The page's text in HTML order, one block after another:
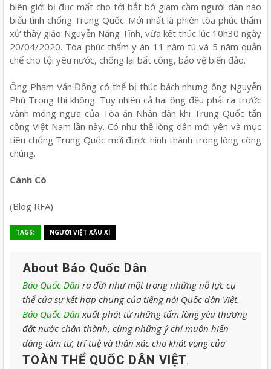
biên giới bị đục mất cho tới bắt bớ giam cầm người dân nào
biểu tình chống Trung Quốc. Mới nhất là phiên tòa phúc thẩm
xử thầy giáo Nguyễn Năng Tĩnh, vừa kết thúc lúc 10h30 ngày
20/04/2020. Tòa phúc thẩm y án 11 năm tù và 5 năm quản
chế cho tội yêu nước, chống lại bất công, bảo vệ biển đảo.
Ông Phạm Văn Đồng có thể bị thúc bách nhưng ông Nguyễn
Phú Trọng thì không. Tuy nhiên cả hai ông đều phải ra trước
vành móng ngựa của Tòa án Nhân dân khi Trung Quốc tấn
công Việt Nam lần này. Có như thế lòng dân mới yên và mục
tiêu chống Trung Quốc mới được hình thành trong lòng công
chúng.
Cánh Cò
(Blog RFA)
TAGS: NGƯỜI VIỆT XẤU XÍ
About Báo Quốc Dân
Báo Quốc Dân ra đời như một trong những nỗ lực cụ
thể của sự kết hợp chung của tiếng nói Quốc dân Việt.
Báo Quốc Dân xuất phát từ những tấm lòng yêu thương
đất nước chân thành, cùng những ý chí muốn hiến
dâng tâm tư, trí tuệ và thân xác cho khát vọng của
TOÀN THỂ QUỐC DÂN VIỆT.